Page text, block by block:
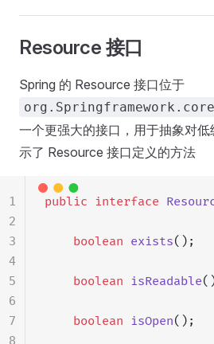
Resource 接口
Spring 的 Resource 接口位于
一个更强大的接口，用于抽象对
示了 Resource 接口定义的方法
public interface
    boolean
exists();
    boolean
isReadable
    boolean
isOpen();
1
2
3
4
5
6
7
8